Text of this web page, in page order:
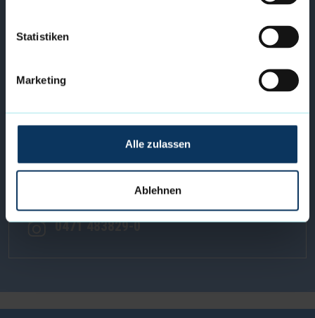
Statistiken
Marketing
Alle zulassen
Ablehnen
FACEBOOK
0471 483829-0